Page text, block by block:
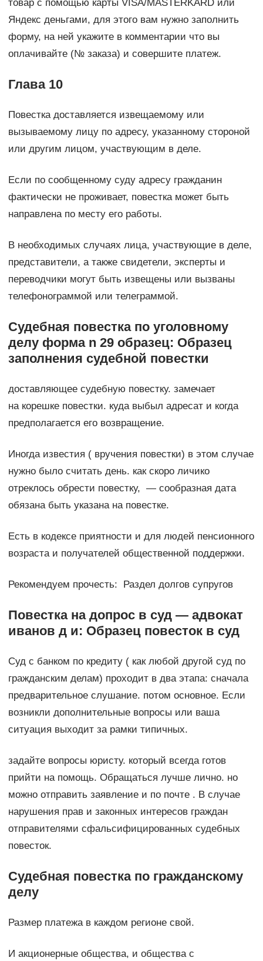
товар с помощью карты VISA/MASTERKARD или
Яндекс деньгами, для этого вам нужно заполнить
форму, на ней укажите в комментарии что вы
оплачивайте (№ заказа) и совершите платеж.
Глава 10
Повестка доставляется извещаемому или
вызываемому лицу по адресу, указанному стороной
или другим лицом, участвующим в деле.
Если по сообщенному суду адресу гражданин
фактически не проживает, повестка может быть
направлена по месту его работы.
В необходимых случаях лица, участвующие в деле,
представители, а также свидетели, эксперты и
переводчики могут быть извещены или вызваны
телефонограммой или телеграммой.
Судебная повестка по уголовному
делу форма n 29 образец: Образец
заполнения судебной повестки
доставляющее судебную повестку. замечает
на корешке повестки. куда выбыл адресат и когда
предполагается его возвращение.
Иногда известия ( вручения повестки) в этом случае
нужно было считать день. как скоро личико
отреклось обрести повестку, — сообразная дата
обязана быть указана на повестке.
Есть в кодексе приятности и для людей пенсионного
возраста и получателей общественной поддержки.
Рекомендуем прочесть: Раздел долгов супругов
Повестка на допрос в суд — адвокат
иванов д и: Образец повесток в суд
Суд с банком по кредиту ( как любой другой суд по
гражданским делам) проходит в два этапа: сначала
предварительное слушание. потом основное. Если
возникли дополнительные вопросы или ваша
ситуация выходит за рамки типичных.
задайте вопросы юристу. который всегда готов
прийти на помощь. Обращаться лучше лично. но
можно отправить заявление и по почте . В случае
нарушения прав и законных интересов граждан
отправителями сфальсифицированных судебных
повесток.
Судебная повестка по гражданскому
делу
Размер платежа в каждом регионе свой.
И акционерные общества, и общества с